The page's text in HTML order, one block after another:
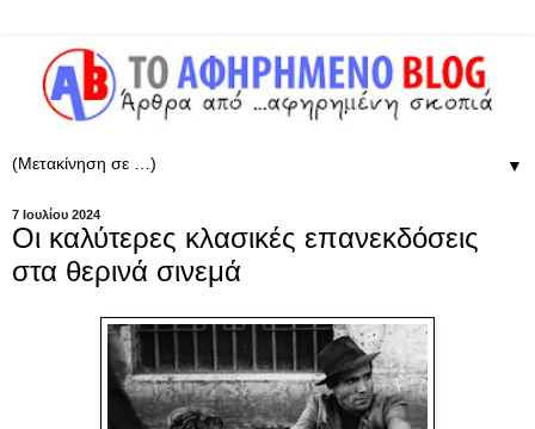
▼
7 Ιουλίου 2024
Οι καλύτερες κλασικές επανεκδόσεις
στα θερινά σινεμά